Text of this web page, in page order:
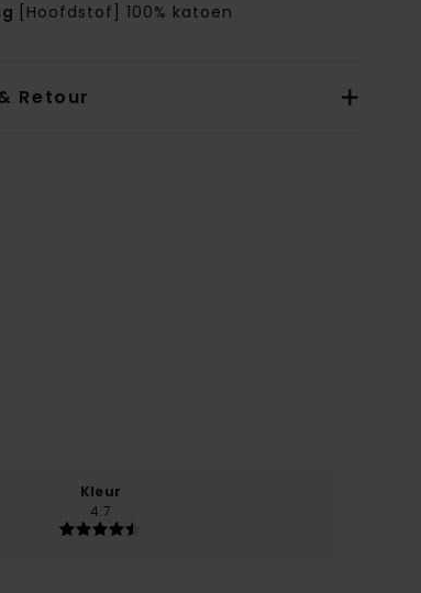
[Hoofdstof] 100% katoen
Retour
Kleur
4.7